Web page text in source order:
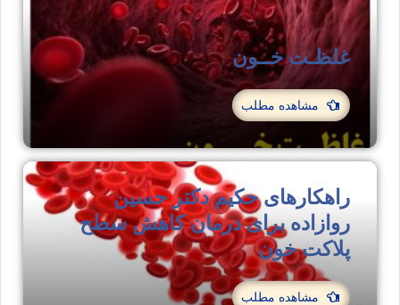
غلظـت خــون
مشاهده مطلب
راهکارهای حکیم دکتر حسین
روازاده برای درمان کاهش سطح
پلاکت خون
مشاهده مطلب